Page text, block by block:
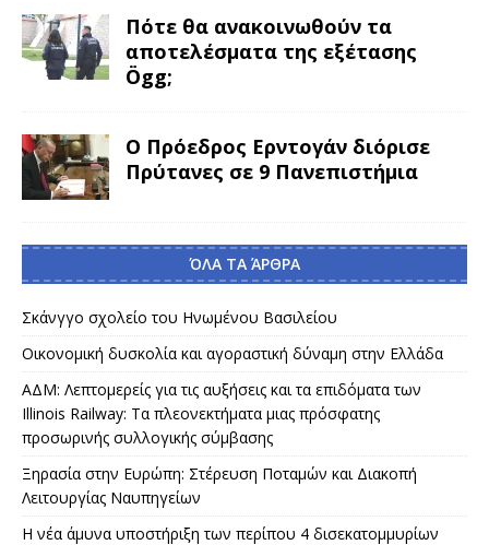
Πότε θα ανακοινωθούν τα
αποτελέσματα της εξέτασης
Ögg;
Ο Πρόεδρος Ερντογάν διόρισε
Πρύτανες σε 9 Πανεπιστήμια
ΌΛΑ ΤΑ ΆΡΘΡΑ
Σκάνγγο σχολείο του Ηνωμένου Βασιλείου
Οικονομική δυσκολία και αγοραστική δύναμη στην Ελλάδα
ΑΔΜ: Λεπτομερείς για τις αυξήσεις και τα επιδόματα των
Illinois Railway: Τα πλεονεκτήματα μιας πρόσφατης
προσωρινής συλλογικής σύμβασης
Ξηρασία στην Ευρώπη: Στέρευση Ποταμών και Διακοπή
Λειτουργίας Ναυπηγείων
Η νέα άμυνα υποστήριξη των περίπου 4 δισεκατομμυρίων